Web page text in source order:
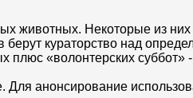
животных. Некоторые из
кураторство над
«волонтерских
Для анонсирование